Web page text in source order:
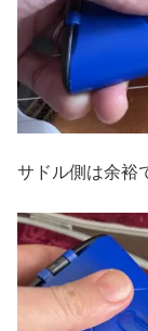
サドル側は余裕